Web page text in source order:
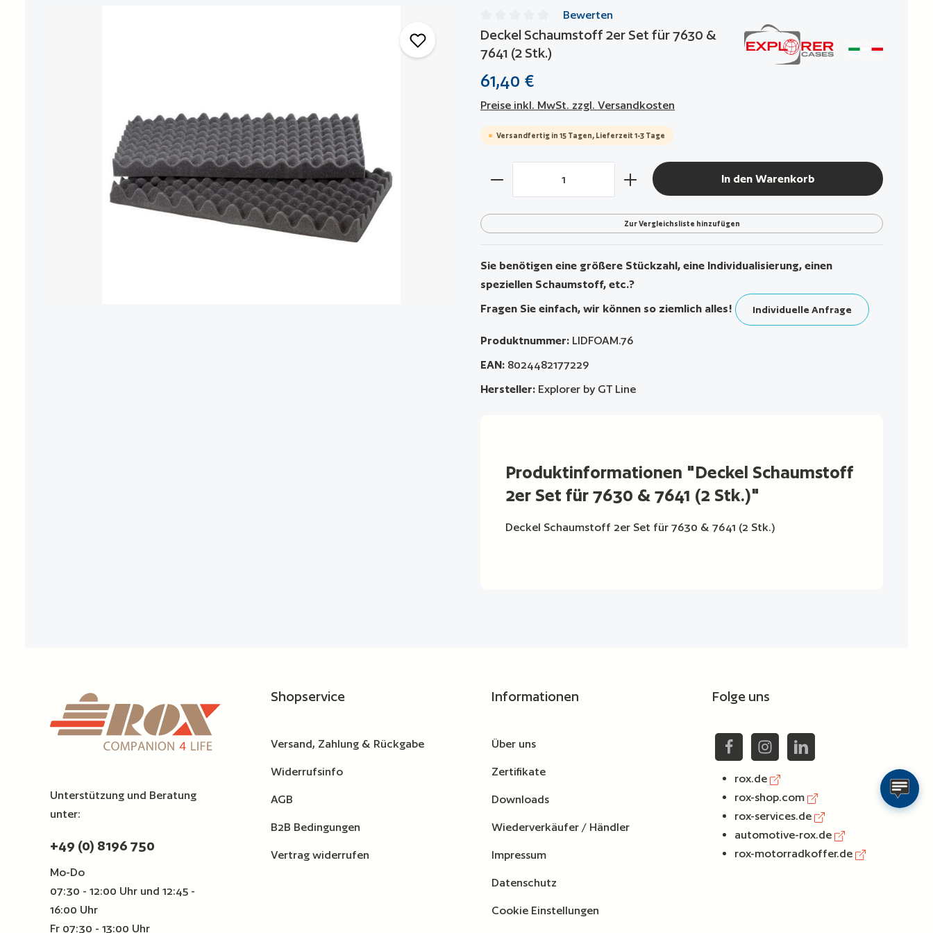
Durchschnittliche Bewertung von 0 von 5 Sternen
Bewerten
Deckel Schaumstoff 2er Set für 7630 &
7641 (2 Stk.)
61,40 €
Preise inkl. MwSt. zzgl. Versandkosten
Versandfertig in 15 Tagen, Lieferzeit 1-3 Tage
Produkt Anzahl: Gib den gewünschten Wert ein oder benutze die
In den Warenkorb
Zur Vergleichsliste hinzufügen
Sie benötigen eine größere Stückzahl, eine Individualisierung, einen
speziellen Schaumstoff, etc.?
Fragen Sie einfach, wir können so ziemlich alles!
Individuelle Anfrage
Produktnummer: LIDFOAM.76
EAN: 8024482177229
Hersteller: Explorer by GT Line
Produktinformationen "Deckel Schaumstoff
2er Set für 7630 & 7641 (2 Stk.)"
Deckel Schaumstoff 2er Set für 7630 & 7641 (2 Stk.)
Unterstützung und Beratung
unter:
+49 (0) 8196 750
Mo-Do
07:30 - 12:00 Uhr und 12:45 -
16:00 Uhr
Fr 07:30 - 13:00 Uhr
Shopservice
Versand, Zahlung & Rückgabe
Widerrufsinfo
AGB
B2B Bedingungen
Vertrag widerrufen
Informationen
Über uns
Zertifikate
Downloads
Wiederverkäufer / Händler
Impressum
Datenschutz
Cookie Einstellungen
Folge uns
rox.de
rox-shop.com
rox-services.de
automotive-rox.de
rox-motorradkoffer.de